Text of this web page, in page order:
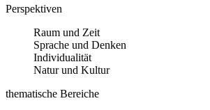
Perspektiven
Raum und Zeit
Sprache und Denken
Individualität
Natur und Kultur
thematische Bereiche